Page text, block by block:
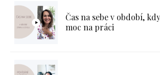
Čas na sebe v období,
moc na práci